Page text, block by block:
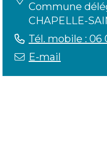
Commune
CHAPELLE-
Tél. mobile : 06
E-mail